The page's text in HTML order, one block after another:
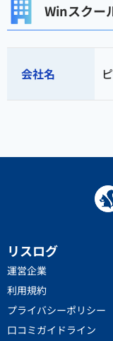
Winスクー
会社名
リスログ
運営企業
利用規約
プライバシーポリシー
口コミガイドライン